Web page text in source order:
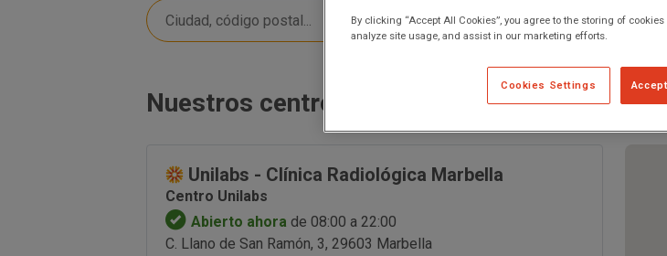
Nuestros centros en Marbella
Unilabs - Clínica Radiológica Marbella
Centro Unilabs
Abierto ahora de 08:00 a 22:00
C. Llano de San Ramón, 3, 29603 Marbella
By clicking “Accept All Cookies”, you agree to the storing of
analyze site usage, and assist in our marketing efforts.
Cookies Settings